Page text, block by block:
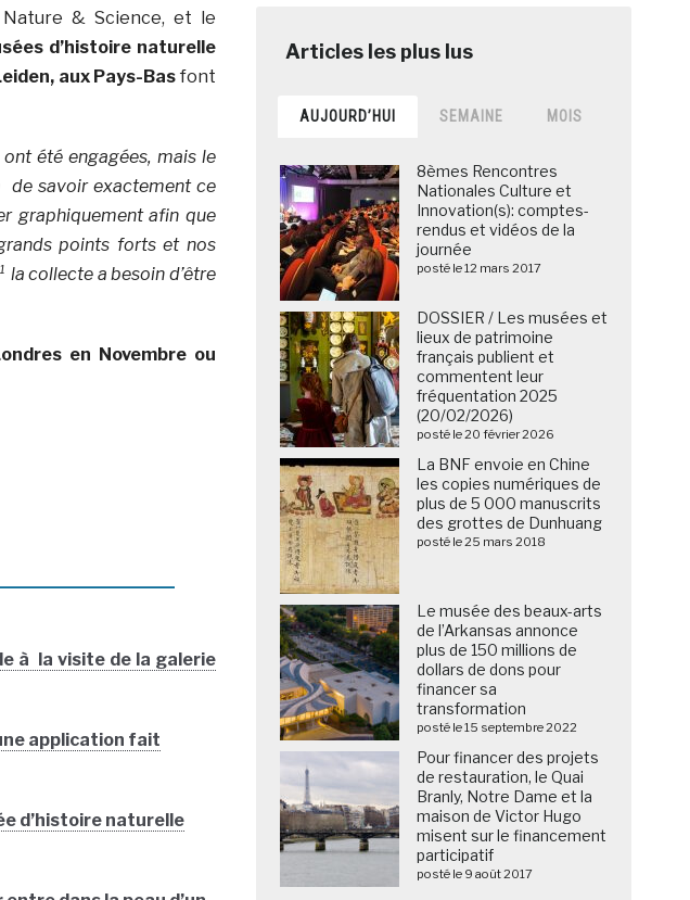
& Science, et le
d’histoire naturelle
aux Pays-Bas font
été engagées, mais le
savoir exactement ce
graphiquement afin que
points forts et nos
la collecte a besoin d’être
en Novembre ou
à la visite de la galerie
application fait
d’histoire naturelle
AUJOURD’HUI SEMAINE MOIS
8èmes Rencontres
Nationales Culture et
Innovation(s): comptes-
rendus et vidéos de la
journée
posté le 12 mars 2017
DOSSIER / Les musées et
lieux de patrimoine
français publient et
commentent leur
fréquentation 2025
(20/02/2026)
posté le 20 février 2026
La BNF envoie en Chine
les copies numériques de
plus de 5 000 manuscrits
des grottes de Dunhuang
posté le 25 mars 2018
Le musée des beaux-arts
de l’Arkansas annonce
plus de 150 millions de
dollars de dons pour
financer sa
transformation
posté le 15 septembre 2022
Pour financer des projets
de restauration, le Quai
Branly, Notre Dame et la
maison de Victor Hugo
misent sur le financement
participatif
posté le 9 août 2017